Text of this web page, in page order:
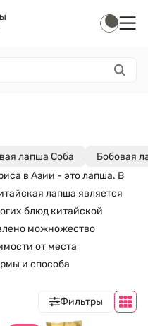
лапша Соба
Бобовая
в Азии - это лапша. В
лапша является
блюд китайской
можножество
от места
и способа
Фильтры